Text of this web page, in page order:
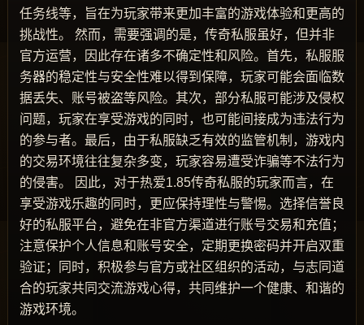
任务线等，旨在为玩家带来更加丰富的游戏体验和更高的
挑战性。 然而，需要强调的是，传奇私服虽好，但并非
官方运营，因此存在诸多不确定性和风险。首先，私服服
务器的稳定性与安全性难以得到保障，玩家可能会面临数
据丢失、账号被盗等风险。其次，部分私服可能涉及侵权
问题，玩家在享受游戏的同时，也可能间接成为违法行为
的参与者。最后，由于私服缺乏有效的监管机制，游戏内
的交易环境往往复杂多变，玩家容易遭受诈骗等不法行为
的侵害。 因此，对于热爱1.85传奇私服的玩家而言，在
享受游戏乐趣的同时，更应保持理性与警惕。选择信誉良
好的私服平台，避免在非官方渠道进行账号交易和充值；
注意保护个人信息和账号安全，定期更换密码并开启双重
验证；同时，积极参与官方或社区组织的活动，与志同道
合的玩家共同交流游戏心得，共同维护一个健康、和谐的
游戏环境。